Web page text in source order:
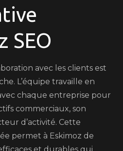
SEO
avec les clients est
L’équipe travaille en
chaque entreprise pour
commerciaux, son
d’activité. Cette
permet à Eskimoz de